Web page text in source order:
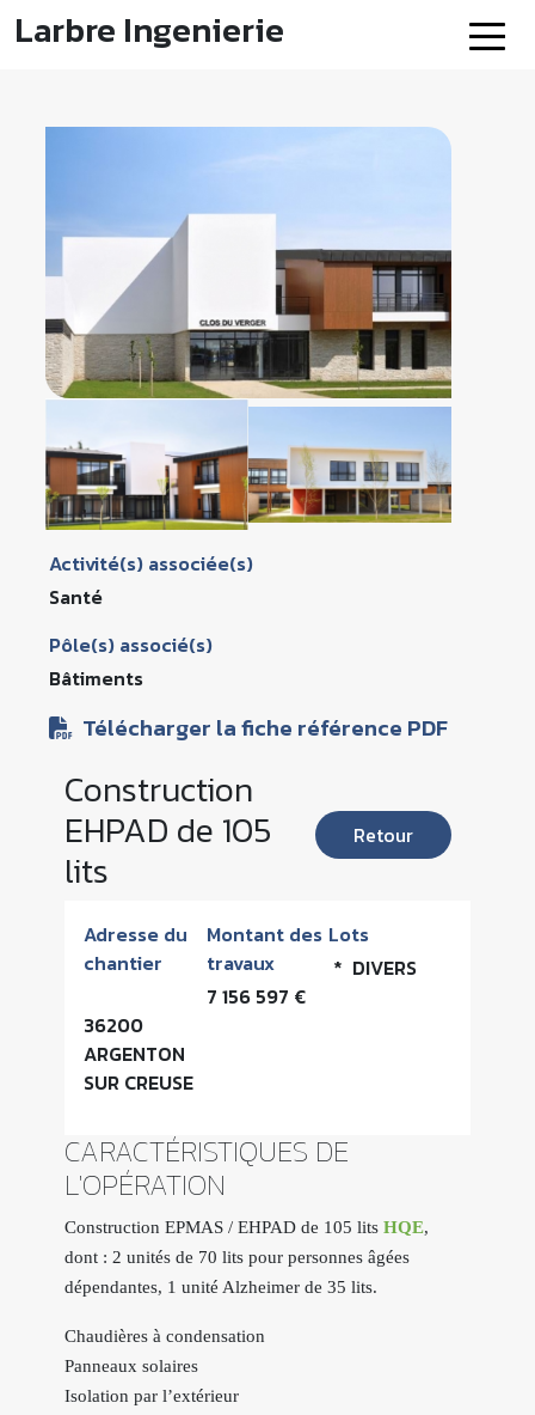
Larbre Ingenierie
Activité(s) associée(s)
Santé
Pôle(s) associé(s)
Bâtiments
Télécharger la fiche référence PDF
Construction
EHPAD de 105
lits
Retour
Adresse du
chantier
36200
ARGENTON
SUR CREUSE
Montant des
travaux
7 156 597 €
Lots
* DIVERS
CARACTÉRISTIQUES DE
L'OPÉRATION
Construction EPMAS / EHPAD de 105 litsHQE,
dont : 2 unités de 70 lits pour personnes âgées
dépendantes, 1 unité Alzheimer de 35 lits.
Chaudières à condensation
Panneaux solaires
Isolation par l’extérieur